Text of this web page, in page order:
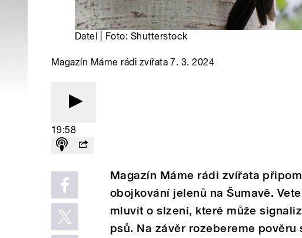
Datel | Foto: Shutterstock
Magazín Máme rádi zvířata 7. 3. 2024
19:58
Magazín Máme rádi zvířata
obojkování jelenů na Šumavě.
mluvit o slzení, které může
psů. Na závěr rozebereme